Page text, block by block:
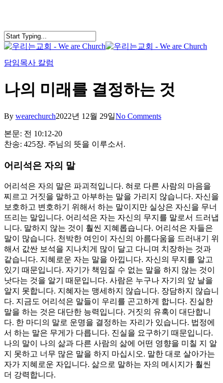
content
담임목사 칼럼
나의 미래를 결정하는 것
By wearechurch2022년 12월 29일No Comments
본문: 전 10:12-20
찬송: 425장. 주님의 뜻을 이루소서.
어리석은 자의 말
어리석은 자의 말은 파괴적입니다. 혀로 다른 사람의 마음을
찌르고 거짓을 말하고 아부하는 말을 가리지 않습니다. 자신을
보호하고 변호하기 위해서 하는 말이지만 실상은 자신을 무너
뜨리는 말입니다. 어리석은 자는 자신의 무지를 말로서 드러냅
니다. 말하지 않는 것이 훨씬 지혜롭습니다. 어리석은 자들은
말이 많습니다. 천박한 여인이 자신의 아름다움을 드러내기 위
해서 값싼 보석을 지나치게 많이 달고 다니며 치장하는 것과
같습니다. 지혜로운 자는 말을 아낍니다. 자신의 무지를 알고
있기 때문입니다. 자기가 책임질 수 없는 말을 하지 않는 것이
낫다는 것을 알기 때문입니다. 사람은 누구나 자기의 앞 날을
알지 못합니다. 지혜자는 맹세하지 않습니다. 장담하지 않습니
다. 지금도 어리석은 말들이 우리를 곤고하게 합니다. 진실한
말을 하는 것은 대단한 능력입니다. 거짓의 유혹이 대단합니
다. 한 마디의 말로 운명을 결정하는 자리가 있습니다. 법정에
서 하는 말은 무게가 다릅니다. 진실을 요구하기 때문입니다.
나의 말이 나의 삶과 다른 사람의 삶에 어떤 영향을 미칠 지 알
지 못하고 너무 많은 말을 하지 마십시오. 말한 대로 살아가는
자가 지혜로운 자입니다. 삶으로 말하는 자의 메시지가 훨씬
더 강력합니다.